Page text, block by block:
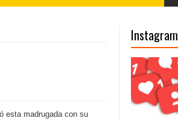
el “Canto a la Patria” en la clausura
esta madrugada con su
Instagram